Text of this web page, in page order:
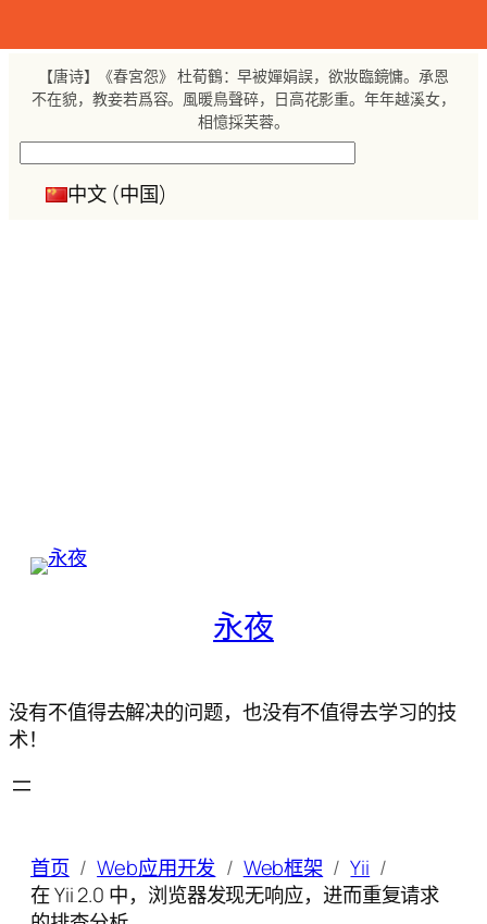
至
【唐诗】《春宮怨》 杜荀鶴：早被嬋娟誤，欲妝臨鏡慵。承恩
不在貌，教妾若爲容。風暖鳥聲碎，日高花影重。年年越溪女，
相憶採芙蓉。
中文 (中国)
永夜
没有不值得去解决的问题，也没有不值得去学习的技
术！
首页 Web应用开发 Web框架
Yii
在 Yii 2.0 中，浏览器发现无响应，进而重复请求